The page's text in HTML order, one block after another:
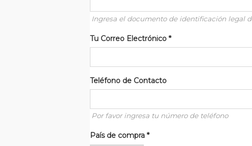
Ingresa el documento de identificación legal
Tu Correo Electrónico *
Teléfono de Contacto
Por favor ingresa tu número de teléfono
País de compra *